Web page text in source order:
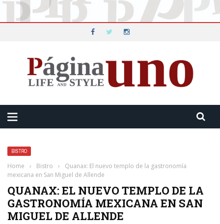
BISTRO
Home › Bistro ›
Quanax: El nuevo templo de la gastronomía
mexicana en San Miguel de Allende
QUANAX: EL NUEVO TEMPLO DE LA
GASTRONOMÍA MEXICANA EN SAN
MIGUEL DE ALLENDE